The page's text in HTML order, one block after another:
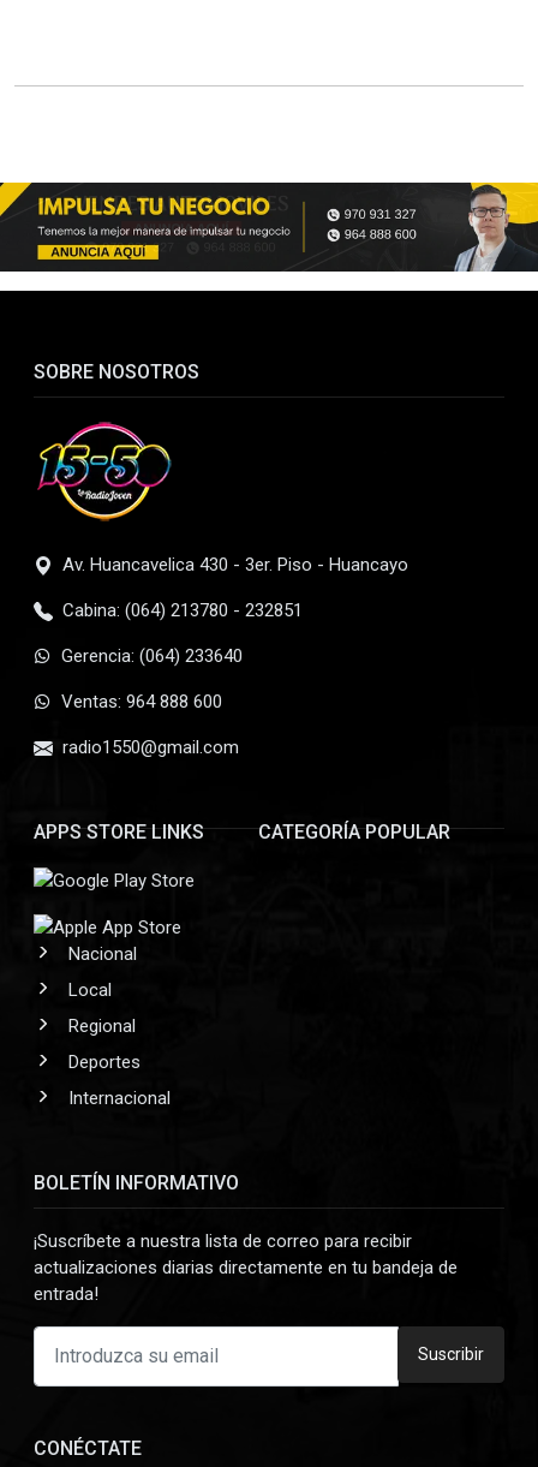
SOBRE NOSOTROS
Av. Huancavelica 430 - 3er. Piso - Huancayo
Cabina: (064) 213780 - 232851
Gerencia: (064) 233640
Ventas: 964 888 600
radio1550@gmail.com
APPS STORE LINKS CATEGORÍA POPULAR
Nacional
Local
Regional
Deportes
Internacional
BOLETÍN INFORMATIVO
¡Suscríbete a nuestra lista de correo para recibir
actualizaciones diarias directamente en tu bandeja de
entrada!
Suscribir
CONÉCTATE